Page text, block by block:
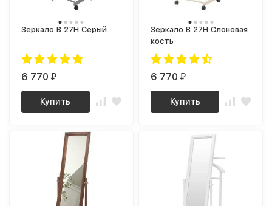
Зеркало В 27Н Серый
6 770₽
Купить
Зеркало В 27Н Слоновая
кость
6 770₽
Купить